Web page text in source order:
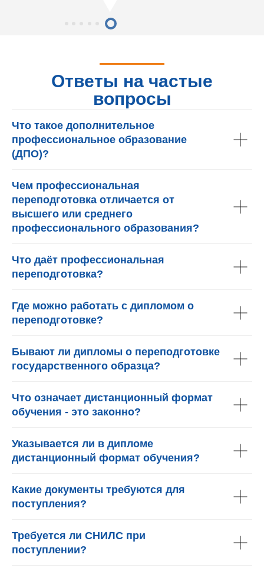
Ответы на частые
вопросы
Что такое дополнительное
профессиональное образование
(ДПО)?
Чем профессиональная
переподготовка отличается от
высшего или среднего
профессионального образования?
Что даёт профессиональная
переподготовка?
Где можно работать с дипломом о
переподготовке?
Бывают ли дипломы о переподготовке
государственного образца?
Что означает дистанционный формат
обучения - это законно?
Указывается ли в дипломе
дистанционный формат обучения?
Какие документы требуются для
поступления?
Требуется ли СНИЛС при
поступлении?